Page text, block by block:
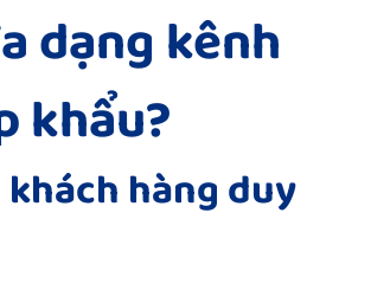
dạng kênh
khẩu?
hàng duy